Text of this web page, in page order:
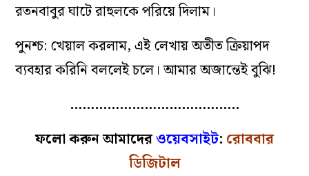
রতনবাবুর ঘাটে রাহুলকে পরিয়ে দিলাম।
পুনশ্চ: খেয়াল করলাম, এই লেখায় অতীত ক্রিয়াপদ
ব্যবহার করিনি বললেই চলে। আমার অজান্তেই বুঝি!
…………………………………..
ফলো করুন আমাদেরওয়েবসাইট: রোববার
ডিজিটাল